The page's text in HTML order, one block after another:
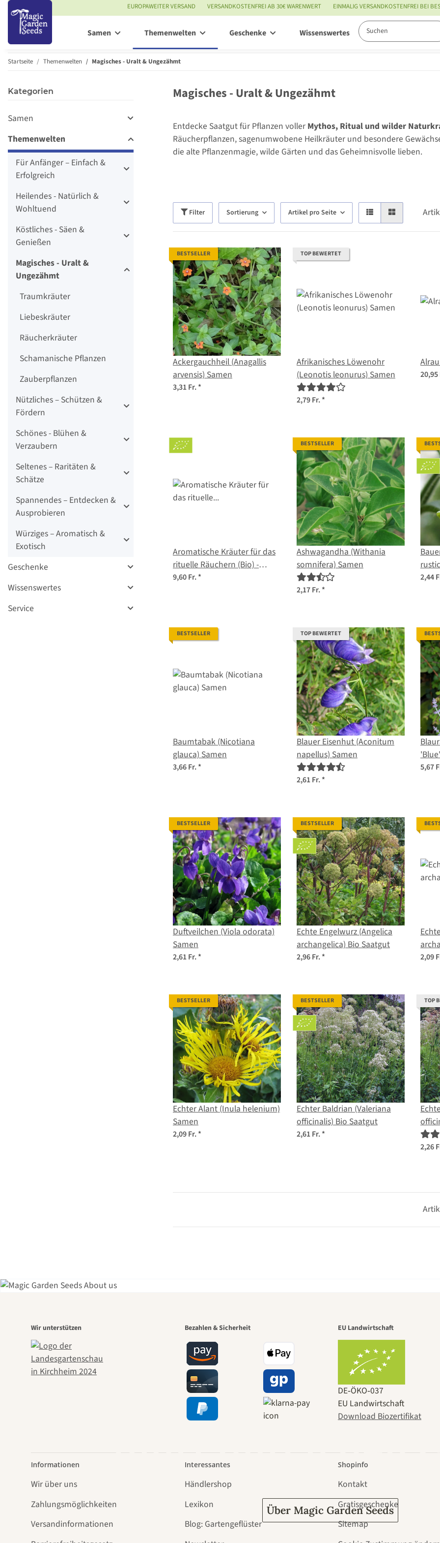
EUROPAWEITER VERSAND VERSANDKOSTENFREI AB 30€ WARENWERT EINMALIG VERSANDKOSTENFREI BEI
Samen Themenwelten Geschenke Wissenswertes Service
Startseite Themenwelten Magisches - Uralt & Ungezähmt
Magisches - Uralt & Ungezähmt
Entdecke Saatgut für Pflanzen voller Mythos, Ritual und wilder
Räucherpflanzen, sagenumwobene Heilkräuter und besondere
die alte Pflanzenmagie, wilde Gärten und das Geheimnisvolle lieben.
Filter Sortierung Artikel pro Seite
BESTSELLER
Ackergauchheil (Anagallis
arvensis) Samen
3,31 Fr.*
TOP BEWERTET
Afrikanisches Löwenohr
(Leonotis leonurus) Samen
2,79 Fr.*
20,95
Aromatische Kräuter für das
rituelle Räuchern (Bio) -
Samenset
9,60 Fr.*
BESTSELLER
Ashwagandha (Withania
somnifera) Samen
2,17 Fr.*
2,44
BESTSELLER
Baumtabak (Nicotiana
glauca) Samen
3,66 Fr.*
TOP BEWERTET
Blauer Eisenhut (Aconitum
napellus) Samen
2,61 Fr.*
5,67
BESTSELLER
Duftveilchen (Viola odorata)
Samen
2,61 Fr.*
BESTSELLER
Echte Engelwurz (Angelica
archangelica) Bio Saatgut
2,96 Fr.* 2,09
BESTSELLER
Echter Alant (Inula helenium)
Samen
2,09 Fr.*
BESTSELLER
Echter Baldrian (Valeriana
officinalis) Bio Saatgut
2,61 Fr.*
TOP
2,26
Kategorien
Samen
Themenwelten
Für Anfänger – Einfach &
Erfolgreich
Heilendes - Natürlich &
Wohltuend
Köstliches - Säen &
Genießen
Magisches - Uralt &
Ungezähmt
Traumkräuter
Liebeskräuter
Räucherkräuter
Schamanische Pflanzen
Zauberpflanzen
Nützliches – Schützen &
Fördern
Schönes - Blühen &
Verzaubern
Seltenes – Raritäten &
Schätze
Spannendes – Entdecken &
Ausprobieren
Würziges – Aromatisch &
Exotisch
Geschenke
Wissenswertes
Service
Einer der
Wege zu uns
führt durch den
Über Magic Garden Seeds
Wir unterstützen Bezahlen & Sicherheit EU Landwirtschaft
DE‑ÖKO‑037
EU Landwirtschaft
Download Biozertifikat
Informationen
Wir über uns
Zahlungsmöglichkeiten
Versandinformationen
Interessantes
Händlershop
Lexikon
Blog: Gartengeflüster
Shopinfo
Kontakt
Gratisgeschenke
Sitemap